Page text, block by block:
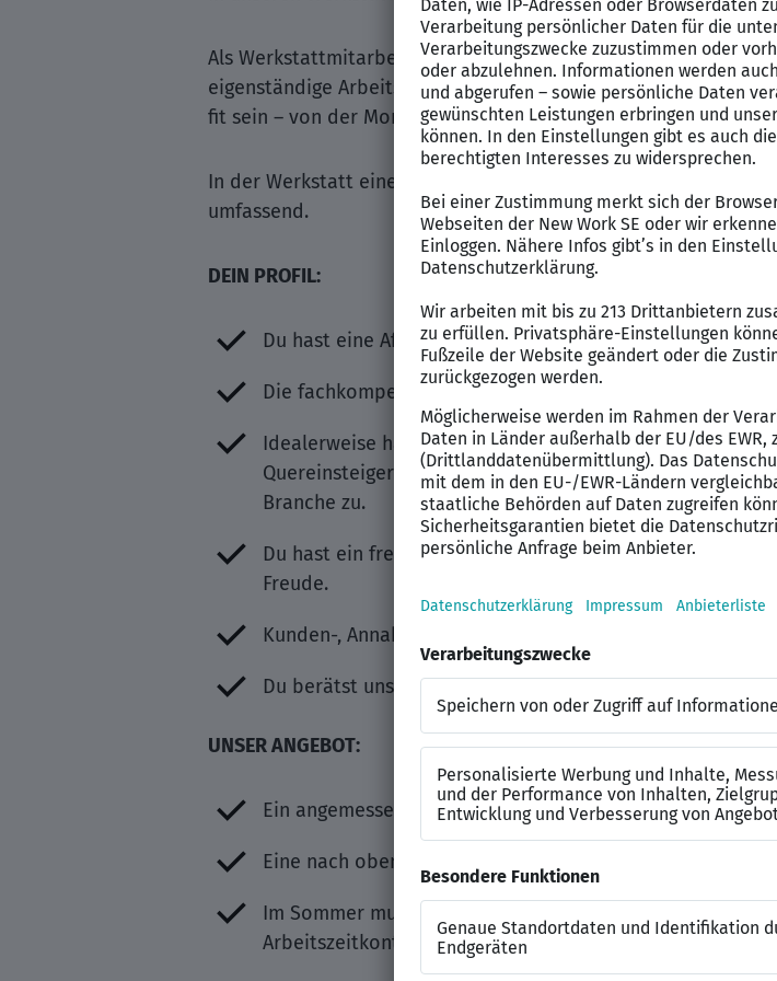
Als Werkstattmitarbeiter (m/w/d) solltest Du technisch und
eigenständige Arbeitsweise sowie schnelle Auffassungsgabe
fit sein – von der Montage über die Reparatur von Fahrrädern
In der Werkstatt einer Little John Bikes Filiale kannst du mit
umfassend.
DEIN PROFIL:
Du hast eine Affinität zum Thema Fahrrad und E-
Die fachkompetente Durchführung von
Idealerweise hast Du eine Ausbildung als
Quereinsteiger mit technischem Verständnis, Feingefühl
Branche zu.
Du hast ein freundliches Auftreten, arbeitest gern im
Freude.
Kunden-, Annahme- und Informationsgespräche und
Du berätst unsere Kunden kompetent zu
UNSER ANGEBOT:
Ein angemessenes Festgehalt bildet die Basis Deiner
Eine nach oben offene Einzelprovision – Du hast es in der
Im Sommer musst Du ran. Auf Jahressicht bieten wir
Arbeitszeitkonto.